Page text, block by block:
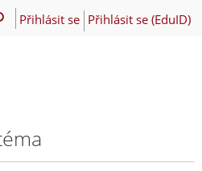
Přihlásit se Přihlásit se (EduID)